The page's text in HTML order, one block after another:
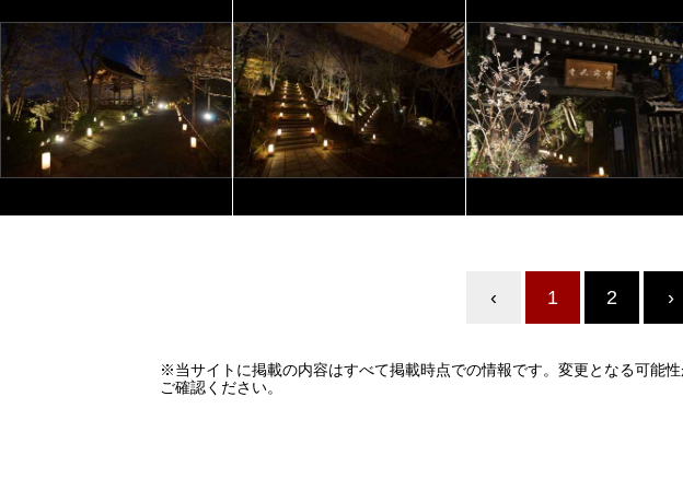
‹ 1 2 ›
※当サイトに掲載の内容はすべて掲載時点での情報です。変更となる可能
ご確認ください。